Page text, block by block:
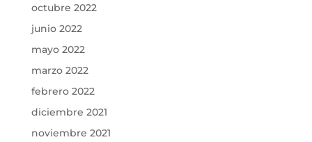
octubre 2022
junio 2022
mayo 2022
marzo 2022
febrero 2022
diciembre 2021
noviembre 2021